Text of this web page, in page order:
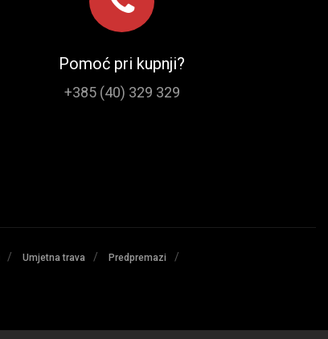
Pomoć pri kupnji?
+385 (40) 329 329
/ Umjetna trava / Predpremazi /